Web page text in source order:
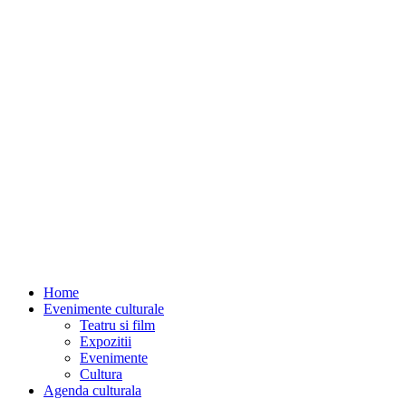
Home
Evenimente culturale
Teatru si film
Expozitii
Evenimente
Cultura
Agenda culturala